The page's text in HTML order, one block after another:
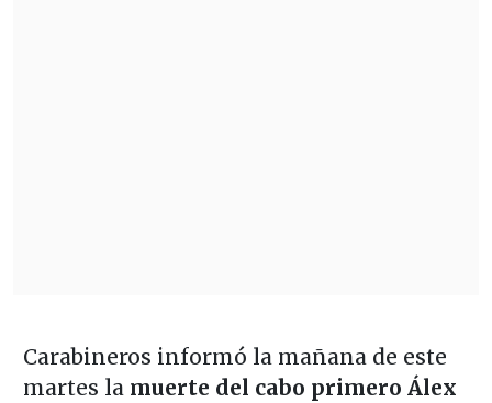
Carabineros informó la mañana de este
martes la muerte del cabo primero Álex